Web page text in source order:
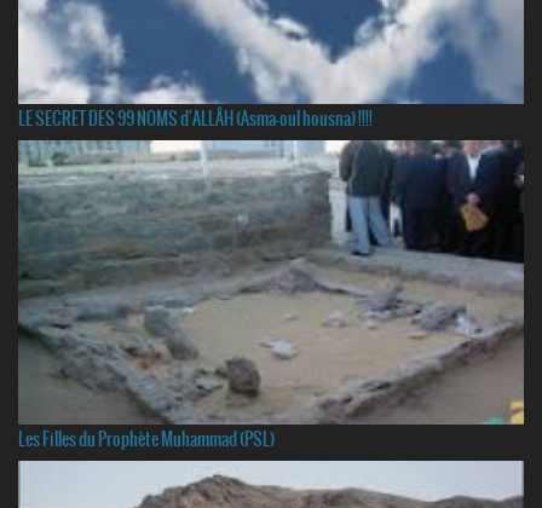
LE SECRET DES 99 NOMS d'ALLÂH (Asma-oul housna) !!!!
Les Filles du Prophète Muhammad (PSL)